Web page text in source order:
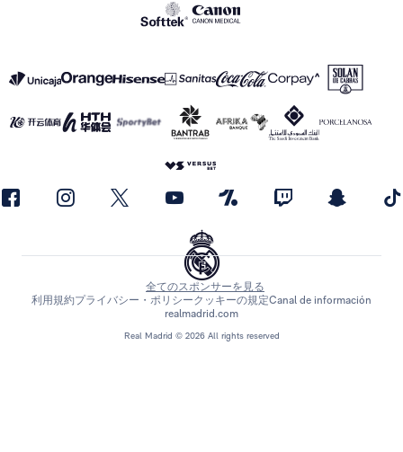
Real Madrid © 2026 All rights reserved
全てのスポンサーを見る
利用規約プライバシー・ポリシークッキーの規定Canal de información
realmadrid.com